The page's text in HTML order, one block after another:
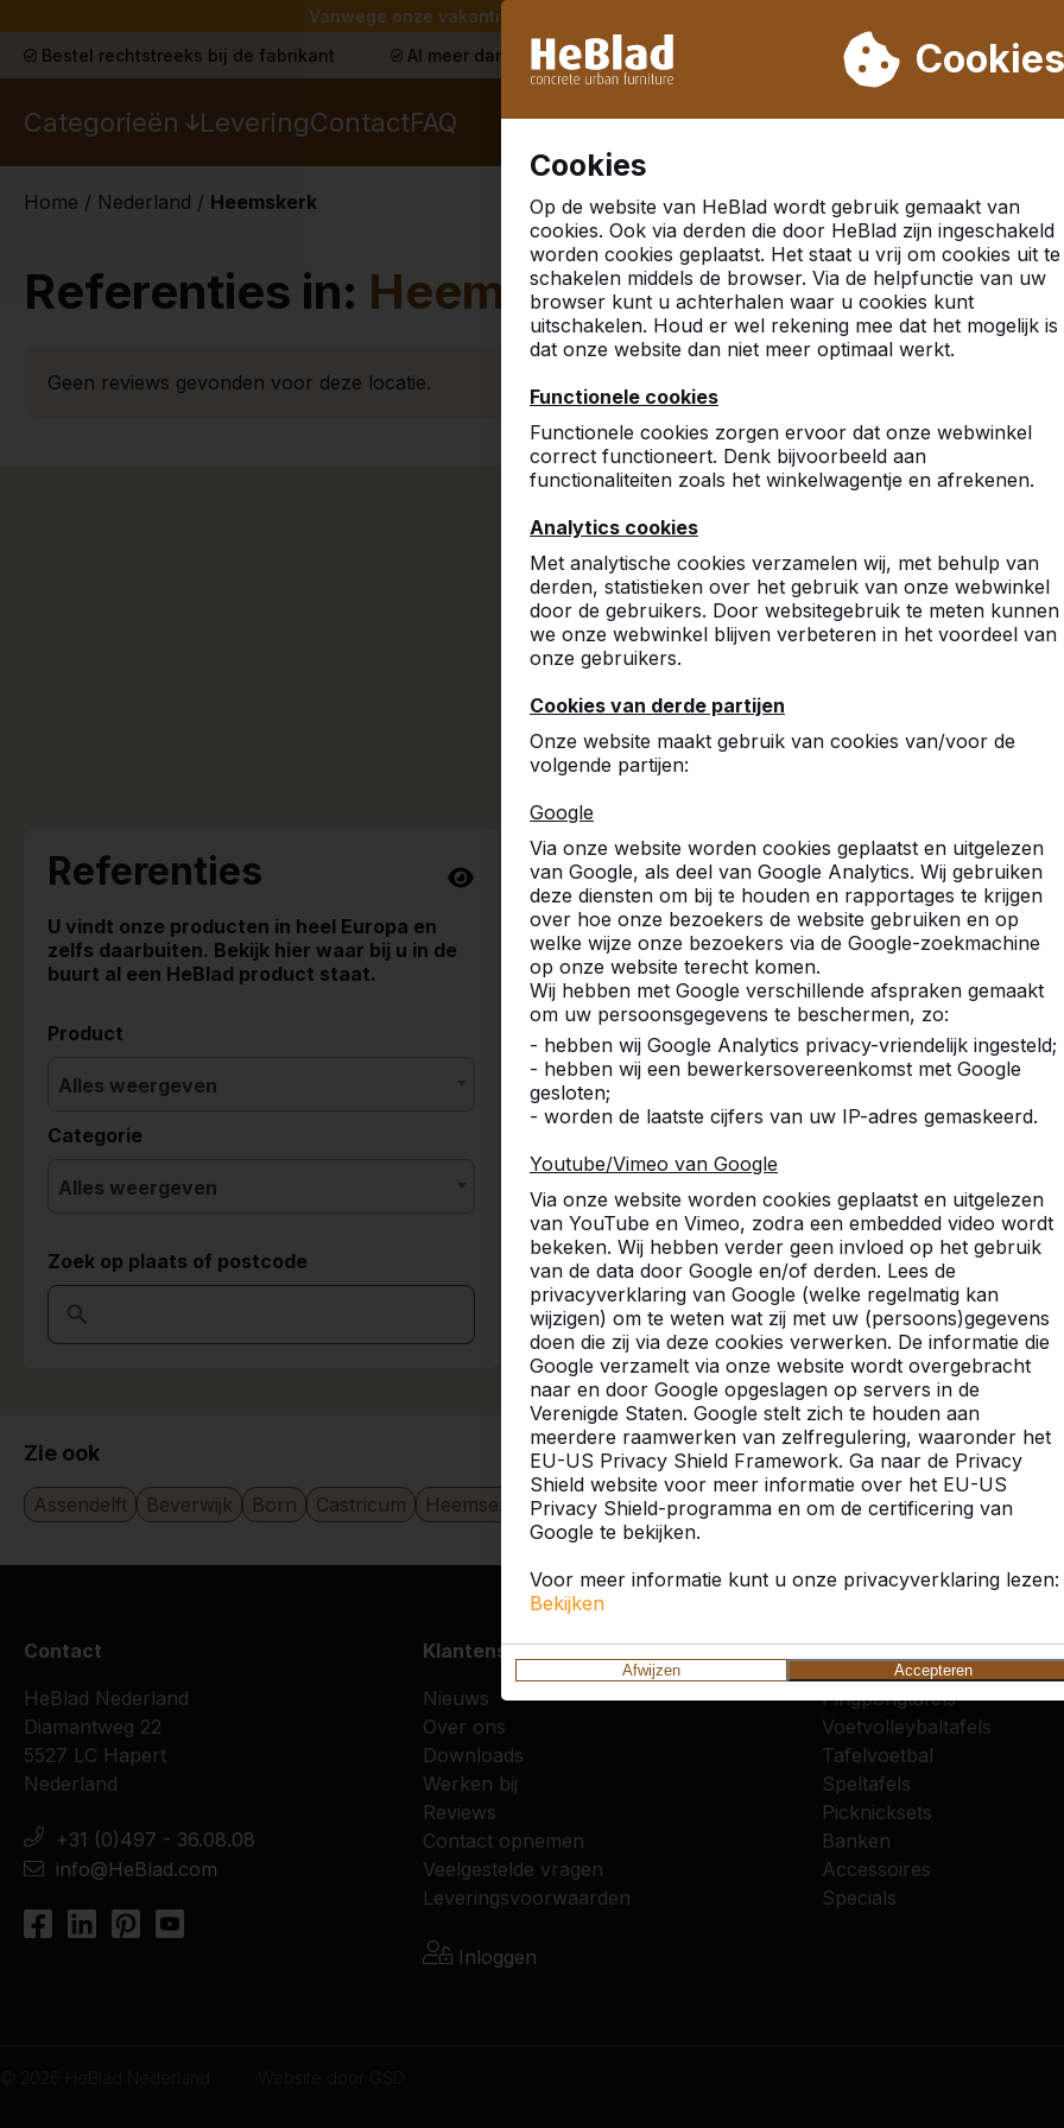
Vanwege onze vakantie leveren wij niet van week 31 t/m week 33. Houdt u daarom
Cookies
Cookies
Op de website van HeBlad wordt gebruik gemaakt van
cookies. Ook via derden die door HeBlad zijn ingeschakeld
worden cookies geplaatst. Het staat u vrij om cookies uit te
schakelen middels de browser. Via de helpfunctie van uw
browser kunt u achterhalen waar u cookies kunt
uitschakelen. Houd er wel rekening mee dat het mogelijk is
dat onze website dan niet meer optimaal werkt.
Functionele cookies
Functionele cookies zorgen ervoor dat onze webwinkel
correct functioneert. Denk bijvoorbeeld aan
functionaliteiten zoals het winkelwagentje en afrekenen.
Analytics cookies
Met analytische cookies verzamelen wij, met behulp van
derden, statistieken over het gebruik van onze webwinkel
door de gebruikers. Door websitegebruik te meten kunnen
we onze webwinkel blijven verbeteren in het voordeel van
onze gebruikers.
Cookies van derde partijen
Onze website maakt gebruik van cookies van/voor de
volgende partijen:
Google
Via onze website worden cookies geplaatst en uitgelezen
van Google, als deel van Google Analytics. Wij gebruiken
deze diensten om bij te houden en rapportages te krijgen
over hoe onze bezoekers de website gebruiken en op
welke wijze onze bezoekers via de Google-zoekmachine
op onze website terecht komen.
Wij hebben met Google verschillende afspraken gemaakt
om uw persoonsgegevens te beschermen, zo:
- hebben wij Google Analytics privacy-vriendelijk ingesteld;
- hebben wij een bewerkersovereenkomst met Google
gesloten;
- worden de laatste cijfers van uw IP-adres gemaskeerd.
Youtube/Vimeo van Google
Via onze website worden cookies geplaatst en uitgelezen
van YouTube en Vimeo, zodra een embedded video wordt
bekeken. Wij hebben verder geen invloed op het gebruik
van de data door Google en/of derden. Lees de
privacyverklaring van Google (welke regelmatig kan
wijzigen) om te weten wat zij met uw (persoons)gegevens
doen die zij via deze cookies verwerken. De informatie die
Google verzamelt via onze website wordt overgebracht
naar en door Google opgeslagen op servers in de
Verenigde Staten. Google stelt zich te houden aan
meerdere raamwerken van zelfregulering, waaronder het
EU-US Privacy Shield Framework. Ga naar de Privacy
Shield website voor meer informatie over het EU-US
Privacy Shield-programma en om de certificering van
Google te bekijken.
Voor meer informatie kunt u onze privacyverklaring lezen:
Bekijken
Afwijzen Accepteren
Bestel rechtstreeks bij de fabrikant Al meer dan 30.000 producten verkocht Klanten beoordelen HeBlad
Categorieën LeveringContactFAQ
Home / Nederland / Heemskerk
Referenties in: Heemskerk
Geen reviews gevonden voor deze locatie.
Referenties
U vindt onze producten in heel Europa en
zelfs daarbuiten. Bekijk hier waar bij u in de
buurt al een HeBlad product staat.
Product
Alles weergeven
Categorie
Alles weergeven
Zoek op plaats of postcode
Zie ook
Assendelft Beverwijk Born Castricum Heemserk Krommenie Uitgeest Velsen - Noord Velsen-Noord
Contact
HeBlad Nederland
Diamantweg 22
5527 LC Hapert
Nederland
+31 (0)497 - 36.08.08
info@HeBlad.com
Klantenservice
Nieuws
Over ons
Downloads
Werken bij
Reviews
Contact opnemen
Veelgestelde vragen
Leveringsvoorwaarden
Inloggen
Categorieën
Pingpongtafels
Voetvolleybaltafels
Tafelvoetbal
Speltafels
Picknicksets
Banken
Accessoires
Specials